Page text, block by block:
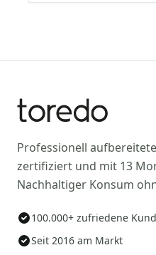
Professionell
zertifiziert und mit 13
Nachhaltiger Konsum
100.000+ zufriedene
Seit 2016 am Markt